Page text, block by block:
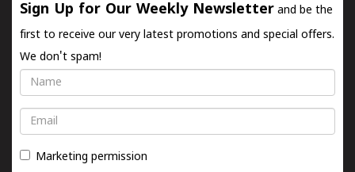
Sign Up for Our Weekly Newsletter and be the
first to receive our very latest promotions and special offers.
We don't spam!
Name
Email
Marketing permission